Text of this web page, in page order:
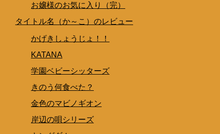
お嬢様のお気に入り（完）
タイトル名（か～こ）のレビュー
かげきしょうじょ！！
KATANA
学園ベビーシッターズ
きのう何食べた？
金色のマビノギオン
岸辺の唄シリーズ